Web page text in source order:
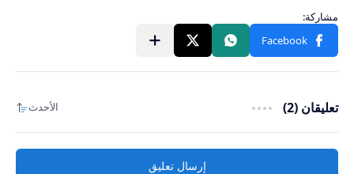
تعليقان (2)
إرسال تعليق